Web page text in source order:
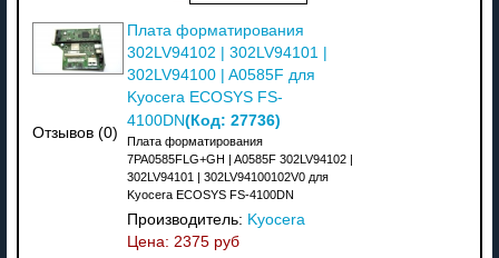
Отзывов (0)
Плата форматирования
302LV94102 | 302LV94101 |
302LV94100 | A0585F для
Kyocera ECOSYS FS-
4100DN(Код: 27736)
Плата форматирования
7PA0585FLG+GH | A0585F 302LV94102 |
302LV94101 | 302LV94100102V0 для
Kyocera ECOSYS FS-4100DN
Производитель: Kyocera
Цена: 2375 руб